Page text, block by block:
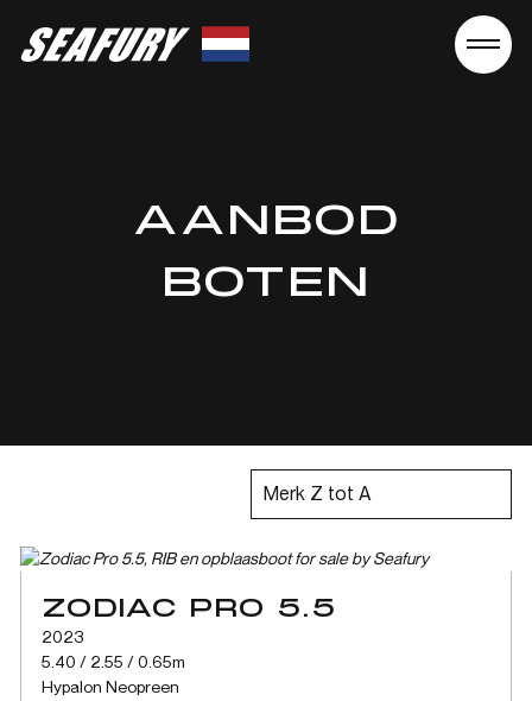
Seafury
AANBOD
BOTEN
Merk Z tot A
ZODIAC PRO 5.5
2023
5.40 / 2.55 / 0.65m
Hypalon Neopreen